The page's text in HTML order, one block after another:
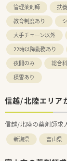
管理薬剤師
扶
教育制度あり
大手チェーン以外
22時以降勤務あり
夜間のみ
総合
積雪あり
信越/北陸エリア
信越/北陸の薬剤師求
新潟県 富山県